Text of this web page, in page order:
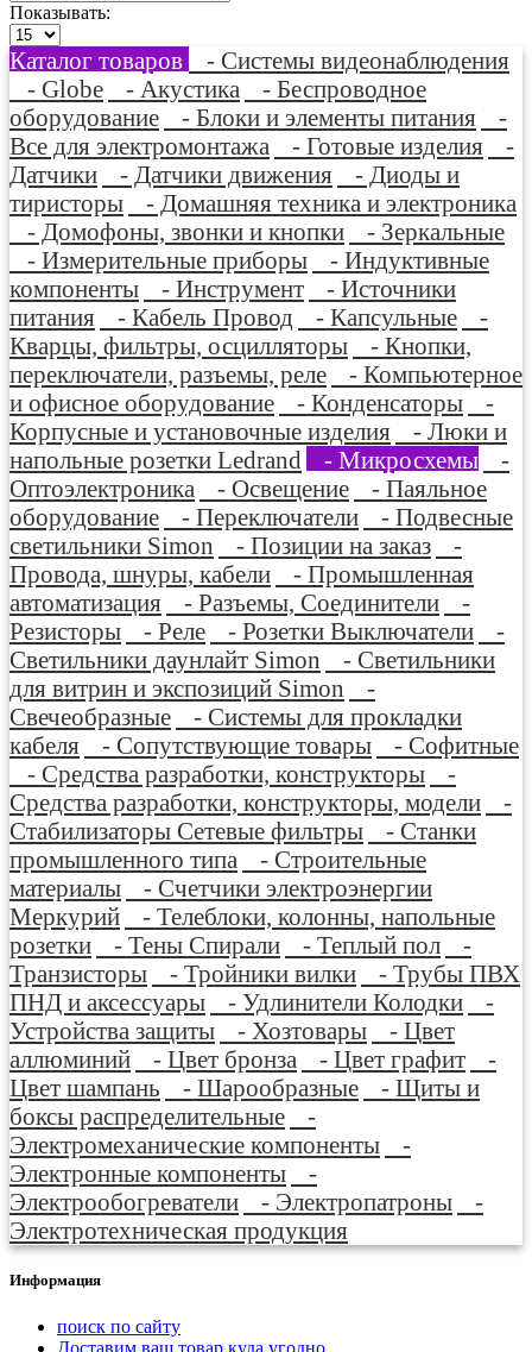
Показывать:
Каталог товаров
- Системы видеонаблюдения
- Globe
- Акустика
- Беспроводное
оборудование
- Блоки и элементы питания
-
Все для электромонтажа
- Готовые изделия
-
Датчики
- Датчики движения
- Диоды и
тиристоры
- Домашняя техника и электроника
- Домофоны, звонки и кнопки
- Зеркальные
- Измерительные приборы
- Индуктивные
компоненты
- Инструмент
- Источники
питания
- Кабель Провод - Капсульные
-
Кварцы, фильтры, осцилляторы
- Кнопки,
переключатели, разъемы, реле
- Компьютерное
и офисное оборудование
- Конденсаторы
-
Корпусные и установочные изделия
- Люки и
напольные розетки Ledrand
- Микросхемы
-
Оптоэлектроника
- Освещение
- Паяльное
оборудование
- Переключатели
- Подвесные
светильники Simon
- Позиции на заказ
-
Провода, шнуры, кабели
- Промышленная
автоматизация
- Разъемы, Соединители
-
Резисторы
- Реле - Розетки Выключатели
-
Светильники даунлайт Simon
- Светильники
для витрин и экспозиций Simon
-
Свечеобразные
- Системы для прокладки
кабеля
- Сопутствующие товары
- Софитные
- Средства разработки, конструкторы
-
Средства разработки, конструкторы, модели
-
Стабилизаторы Сетевые фильтры
- Станки
промышленного типа
- Строительные
материалы
- Счетчики электроэнергии
Меркурий
- Телеблоки, колонны, напольные
розетки
- Тены Спирали - Теплый пол
-
Транзисторы
- Тройники вилки
- Трубы ПВХ
ПНД и аксессуары
- Удлинители Колодки
-
Устройства защиты
- Хозтовары
- Цвет
аллюминий
- Цвет бронза - Цвет графит
-
Цвет шампань
- Шарообразные
- Щиты и
боксы распределительные
-
Электромеханические компоненты
-
Электронные компоненты
-
Электрообогреватели
- Электропатроны
-
Электротехническая продукция
Информация
поиск по сайту
Доставим ваш товар куда угодно